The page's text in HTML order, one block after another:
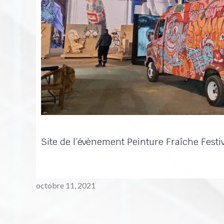
Site de l’évènement Peinture Fraîche
octobre 11, 2021